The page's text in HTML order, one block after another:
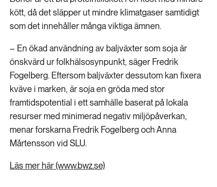
kött, då det släpper ut mindre klimatgaser samtidigt
som det innehåller många viktiga ämnen.
– En ökad användning av baljväxter som soja är
önskvärd ur folkhälsosynpunkt, säger Fredrik
Fogelberg. Eftersom baljväxter dessutom kan fixera
kväve i marken, är soja en gröda med stor
framtidspotential i ett samhälle baserat på lokala
resurser med minimerad negativ miljöpåverkan,
menar forskarna Fredrik Fogelberg och Anna
Mårtensson vid SLU.
Läs mer här (www.bwz.se)